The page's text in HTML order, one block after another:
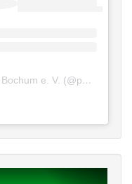
Ein Beitrag geteilt von Pottheads Bochum e. V. (@pottheadsbochum)